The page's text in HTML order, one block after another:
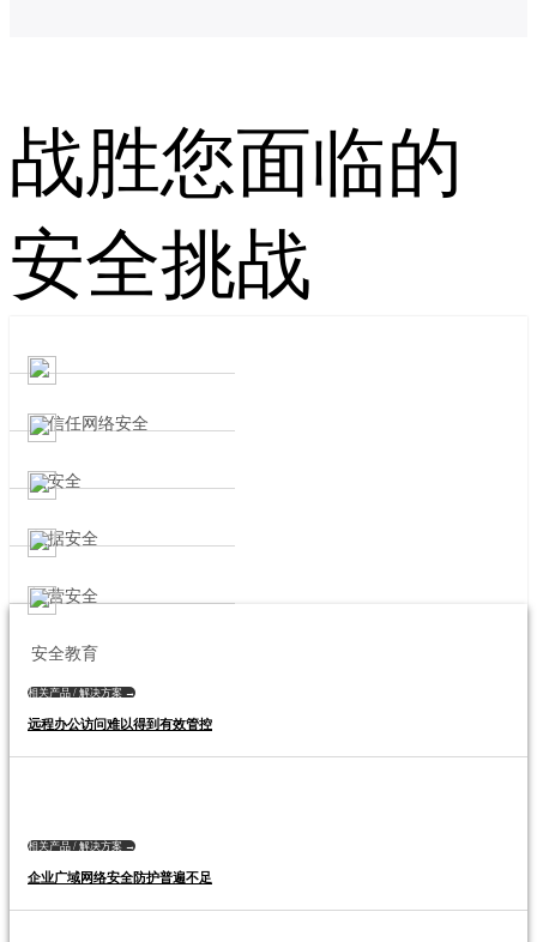
战胜您面临的
安全挑战
零信任网络安全
云安全
数据安全
运营安全
安全教育
相关产品 / 解决方案 →
远程办公访问难以得到有效管控
相关产品 / 解决方案 →
企业广域网络安全防护普遍不足